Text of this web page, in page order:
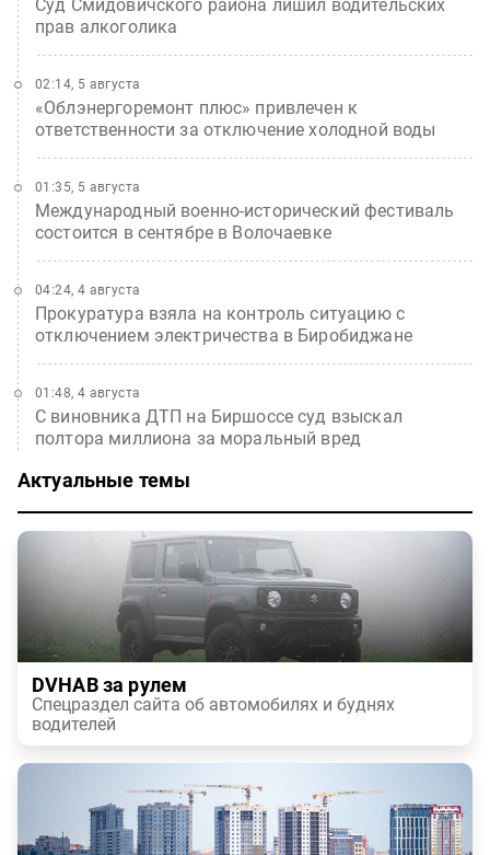
Суд Смидовичского района лишил водительских
прав алкоголика
«Облэнергоремонт плюс» привлечен к
ответственности за отключение холодной воды
02:14, 5 августа
Международный военно-исторический фестиваль
состоится в сентябре в Волочаевке
01:35, 5 августа
Прокуратура взяла на контроль ситуацию с
отключением электричества в Биробиджане
04:24, 4 августа
С виновника ДТП на Биршоссе суд взыскал
полтора миллиона за моральный вред
01:48, 4 августа
Актуальные темы
DVHAB за рулем
Спецраздел сайта об автомобилях и буднях
водителей